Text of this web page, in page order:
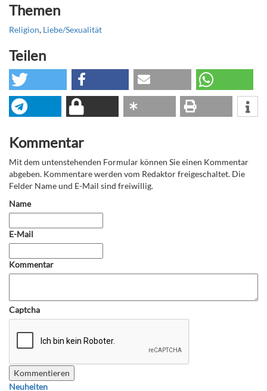
Themen
Religion, Liebe/Sexualität
Teilen
Kommentar
Mit dem untenstehenden Formular können Sie einen Kommentar
abgeben. Kommentare werden vom Redaktor freigeschaltet. Die
Felder Name und E-Mail sind freiwillig.
Name
E-Mail
Kommentar
Captcha
Neuheiten